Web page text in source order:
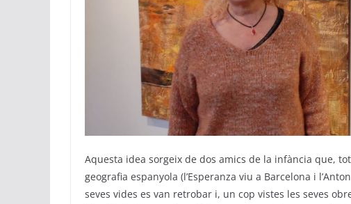
Aquesta idea sorgeix de dos amics de la infància que,
geografia espanyola (l’Esperanza viu a Barcelona i
seves vides es van retrobar i, un cop vistes les seves